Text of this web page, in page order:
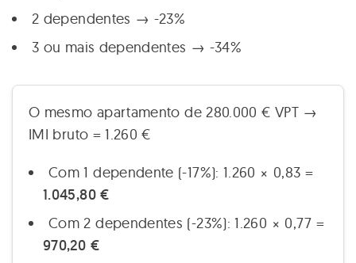
2 dependentes → -23%
3 ou mais dependentes → -34%
O mesmo apartamento de 280.000 € VPT →
IMI bruto = 1.260 €
Com 1 dependente (-17%): 1.260 × 0,83 =
1.045,80 €
Com 2 dependentes (-23%): 1.260 × 0,77 =
970,20 €